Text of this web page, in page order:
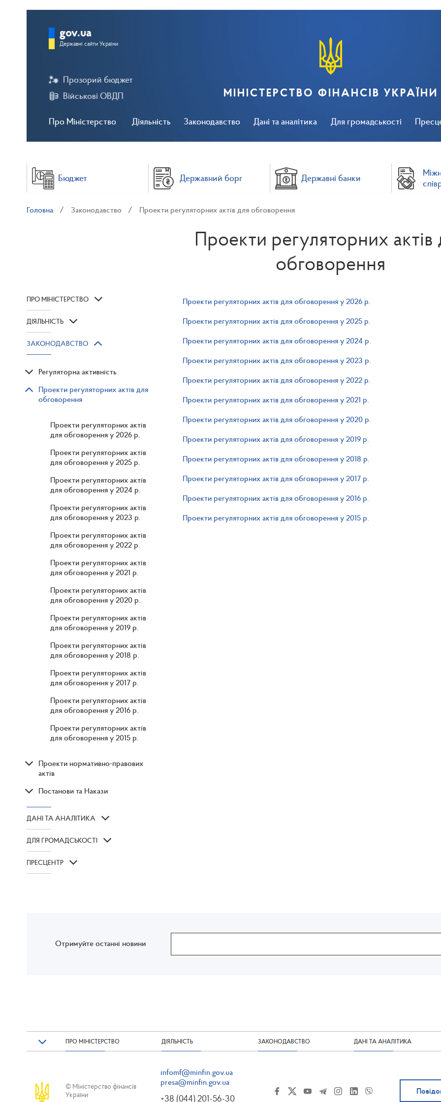
Про Міністерство Діяльність Законодавство Дані та аналітика Для громадськості
Прозорий бюджет
Військові ОВДП
gov.ua
Державні сайти України
МІНІСТЕРСТВО ФІНАНСІВ УКРАЇНИ
Бюджет Державний борг Державні банки
Головна Законодавство Проекти регуляторних актів для обговорення
Проекти регуляторних актів
обговорення
ПРО МІНІСТЕРСТВО
ДІЯЛЬНІСТЬ
ЗАКОНОДАВСТВО
Регуляторна активність
Проекти регуляторних актів для
обговорення
Проекти регуляторних актів
для обговорення у 2026 р.
Проекти регуляторних актів
для обговорення у 2025 р.
Проекти регуляторних актів
для обговорення у 2024 р.
Проекти регуляторних актів
для обговорення у 2023 р.
Проекти регуляторних актів
для обговорення у 2022 р.
Проекти регуляторних актів
для обговорення у 2021 р.
Проекти регуляторних актів
для обговорення у 2020 р.
Проекти регуляторних актів
для обговорення у 2019 р.
Проекти регуляторних актів
для обговорення у 2018 р.
Проекти регуляторних актів
для обговорення у 2017 р.
Проекти регуляторних актів
для обговорення у 2016 р.
Проекти регуляторних актів
для обговорення у 2015 р.
Проекти нормативно-правових
актів
Постанови та Накази
ДАНІ ТА АНАЛІТИКА
ДЛЯ ГРОМАДСЬКОСТІ
ПРЕСЦЕНТР
Проекти регуляторних актів для обговорення у 2026 р.
Проекти регуляторних актів для обговорення у 2025 р.
Проекти регуляторних актів для обговорення у 2024 р.
Проекти регуляторних актів для обговорення у 2023 р.
Проекти регуляторних актів для обговорення у 2022 р.
Проекти регуляторних актів для обговорення у 2021 р.
Проекти регуляторних актів для обговорення у 2020 р.
Проекти регуляторних актів для обговорення у 2019 р.
Проекти регуляторних актів для обговорення у 2018 р.
Проекти регуляторних актів для обговорення у 2017 р.
Проекти регуляторних актів для обговорення у 2016 р.
Проекти регуляторних актів для обговорення у 2015 р.
Отримуйте останні новини
ПРО МІНІСТЕРСТВО ДІЯЛЬНІСТЬ ЗАКОНОДАВСТВО ДАНІ ТА АНАЛІТИКА
© Міністерство фінансів
України
infomf@minfin.gov.ua
presa@minfin.gov.ua
+38 (044) 201-56-30